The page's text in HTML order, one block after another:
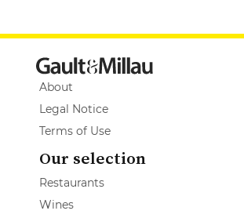
About
Legal Notice
Terms of Use
Our selection
Restaurants
Wines